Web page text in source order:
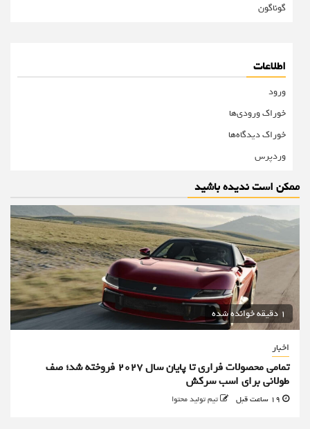
گوناگون
اطلاعات
ورود
خوراک ورودی‌ها
خوراک دیدگاه‌ها
وردپرس
ممکن است ندیده باشید
1 دقیقه خوانده شده
اخبار
تمامی محصولات فراری تا پایان سال ۲۰۲۷ فروخته شد؛ صف
طولانی برای اسب سرکش
تیم تولید محتوا